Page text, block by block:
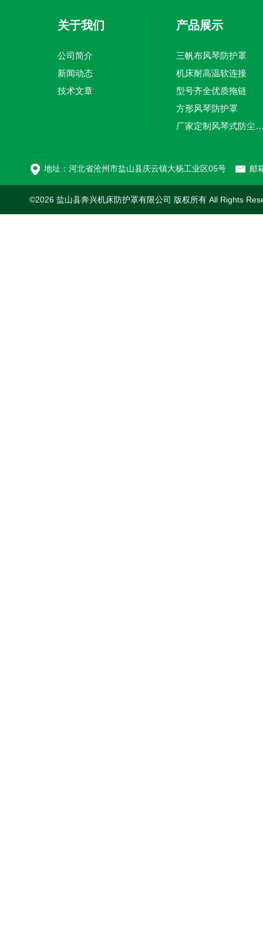
关于我们
公司简介
新闻动态
技术文章
产品展示
三帆布风琴防护罩
机床耐高温软连接
型号齐全优质拖链
方形风琴防护罩
厂家定制风琴式
地址：河北省沧州市盐山县庆云镇大杨工业区05号 邮
©2026 盐山县奔兴机床防护罩有限公司 版权所有 All Rights